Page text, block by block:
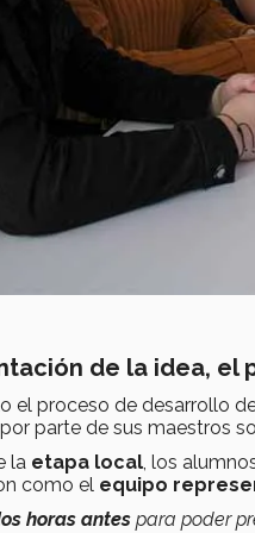
de la idea, el
el proceso de desarrollo
por parte de sus maestros
la etapa local, los
como el equipo
horas antes para poder